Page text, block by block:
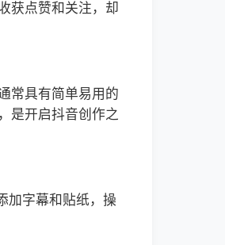
获点赞和关注，却
常具有简单易用的
是开启抖音创作之
加字幕和贴纸，操